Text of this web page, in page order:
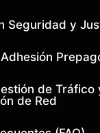
Seguridad y
de Tráfico
de Red